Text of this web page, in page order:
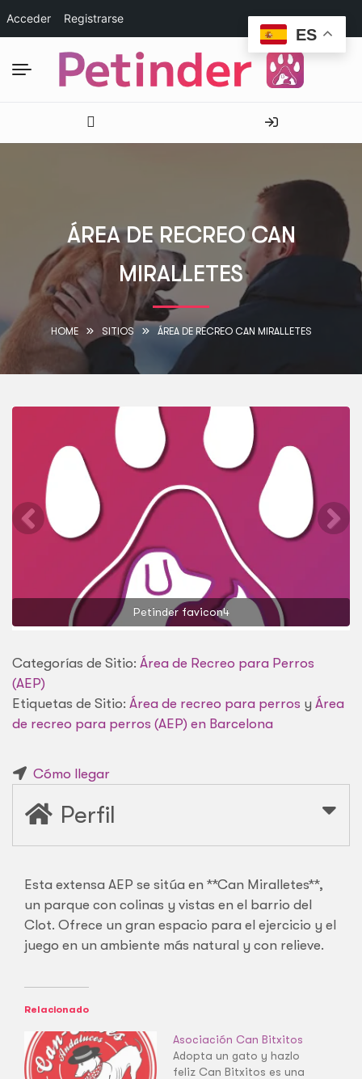
Acceder Registrarse
ÁREA DE RECREO CAN
MIRALLETES
HOME SITIOS ÁREA DE RECREO CAN MIRALLETES
Petinder favicon4
Categorías de Sitio: Área de Recreo para Perros
(AEP)
Etiquetas de Sitio: Área de recreo para perros y Área
de recreo para perros (AEP) en Barcelona
Cómo llegar
Perfil
Esta extensa AEP se sitúa en **Can Miralletes**,
un parque con colinas y vistas en el barrio del
Clot. Ofrece un gran espacio para el ejercicio y el
juego en un ambiente más natural y con relieve.
Relacionado
Asociación Can Bitxitos
Adopta un gato y hazlo
feliz Can Bitxitos es una
ES